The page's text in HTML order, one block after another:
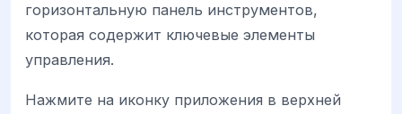
горизонтальную панель инструментов,
которая содержит ключевые элементы
управления.
Нажмите на иконку приложения в верхней